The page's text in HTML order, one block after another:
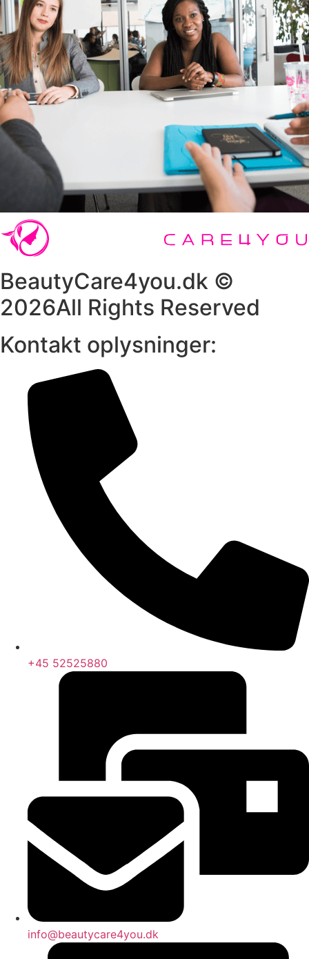
BeautyCare4you.dk ©
2026All Rights Reserved
Kontakt oplysninger:
+45 52525880
info@beautycare4you.dk